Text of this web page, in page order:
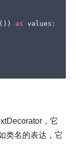
()) as values :
，它
类名的表达，它